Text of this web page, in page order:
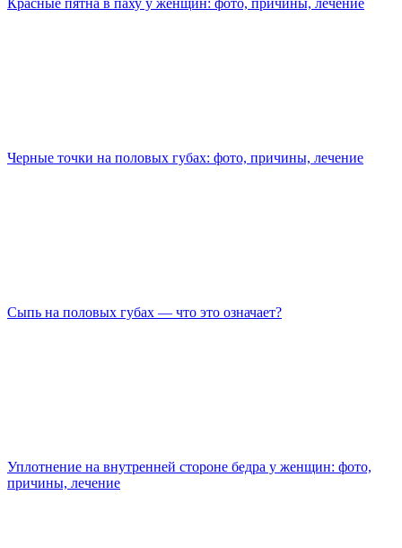
Черные точки на половых губах: фото, причины, лечение
Сыпь на половых губах — что это означает?
Уплотнение на внутренней стороне бедра у женщин: фото,
причины, лечение